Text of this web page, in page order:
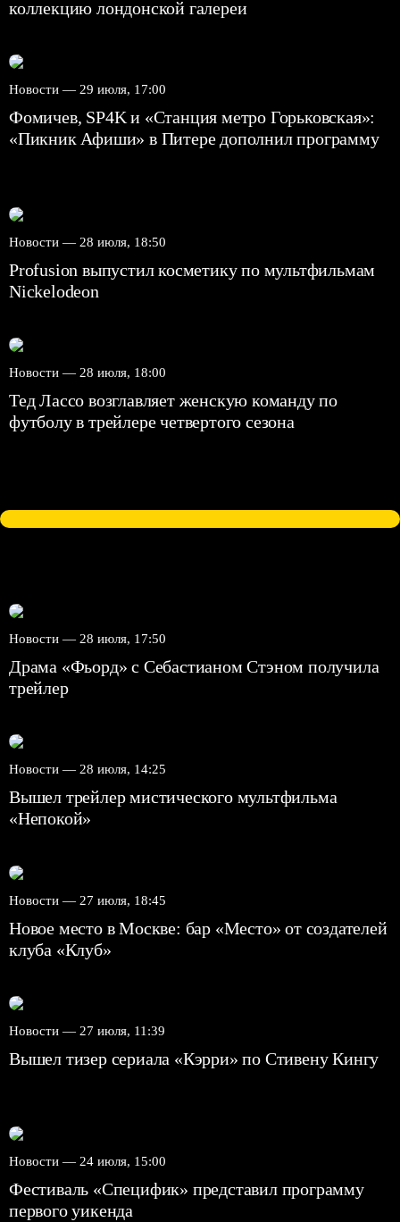
коллекцию лондонской галереи
Новости — 29 июля, 17:00
Фомичев, SP4K и «Станция метро Горьковская»:
«Пикник Афиши» в Питере дополнил программу
Новости — 28 июля, 18:50
Profusion выпустил косметику по мультфильмам
Nickelodeon
Новости — 28 июля, 18:00
Тед Лассо возглавляет женскую команду по
футболу в трейлере четвертого сезона
Новости — 28 июля, 17:50
Драма «Фьорд» с Себастианом Стэном получила
трейлер
Новости — 28 июля, 14:25
Вышел трейлер мистического мультфильма
«Непокой»
Новости — 27 июля, 18:45
Новое место в Москве: бар «Место» от создателей
клуба «Клуб»
Новости — 27 июля, 11:39
Вышел тизер сериала «Кэрри» по Стивену Кингу
Новости — 24 июля, 15:00
Фестиваль «Специфик» представил программу
первого уикенда